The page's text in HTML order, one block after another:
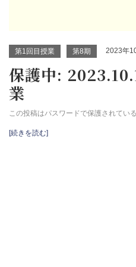
第1回目授業 第8期 2023年
保護中:
業
この投稿はパスワードで保護されてい
[続きを読む]